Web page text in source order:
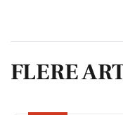
FLERE